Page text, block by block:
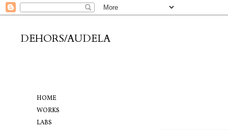
DEHORS/AUDELA
HOME
WORKS
LABS